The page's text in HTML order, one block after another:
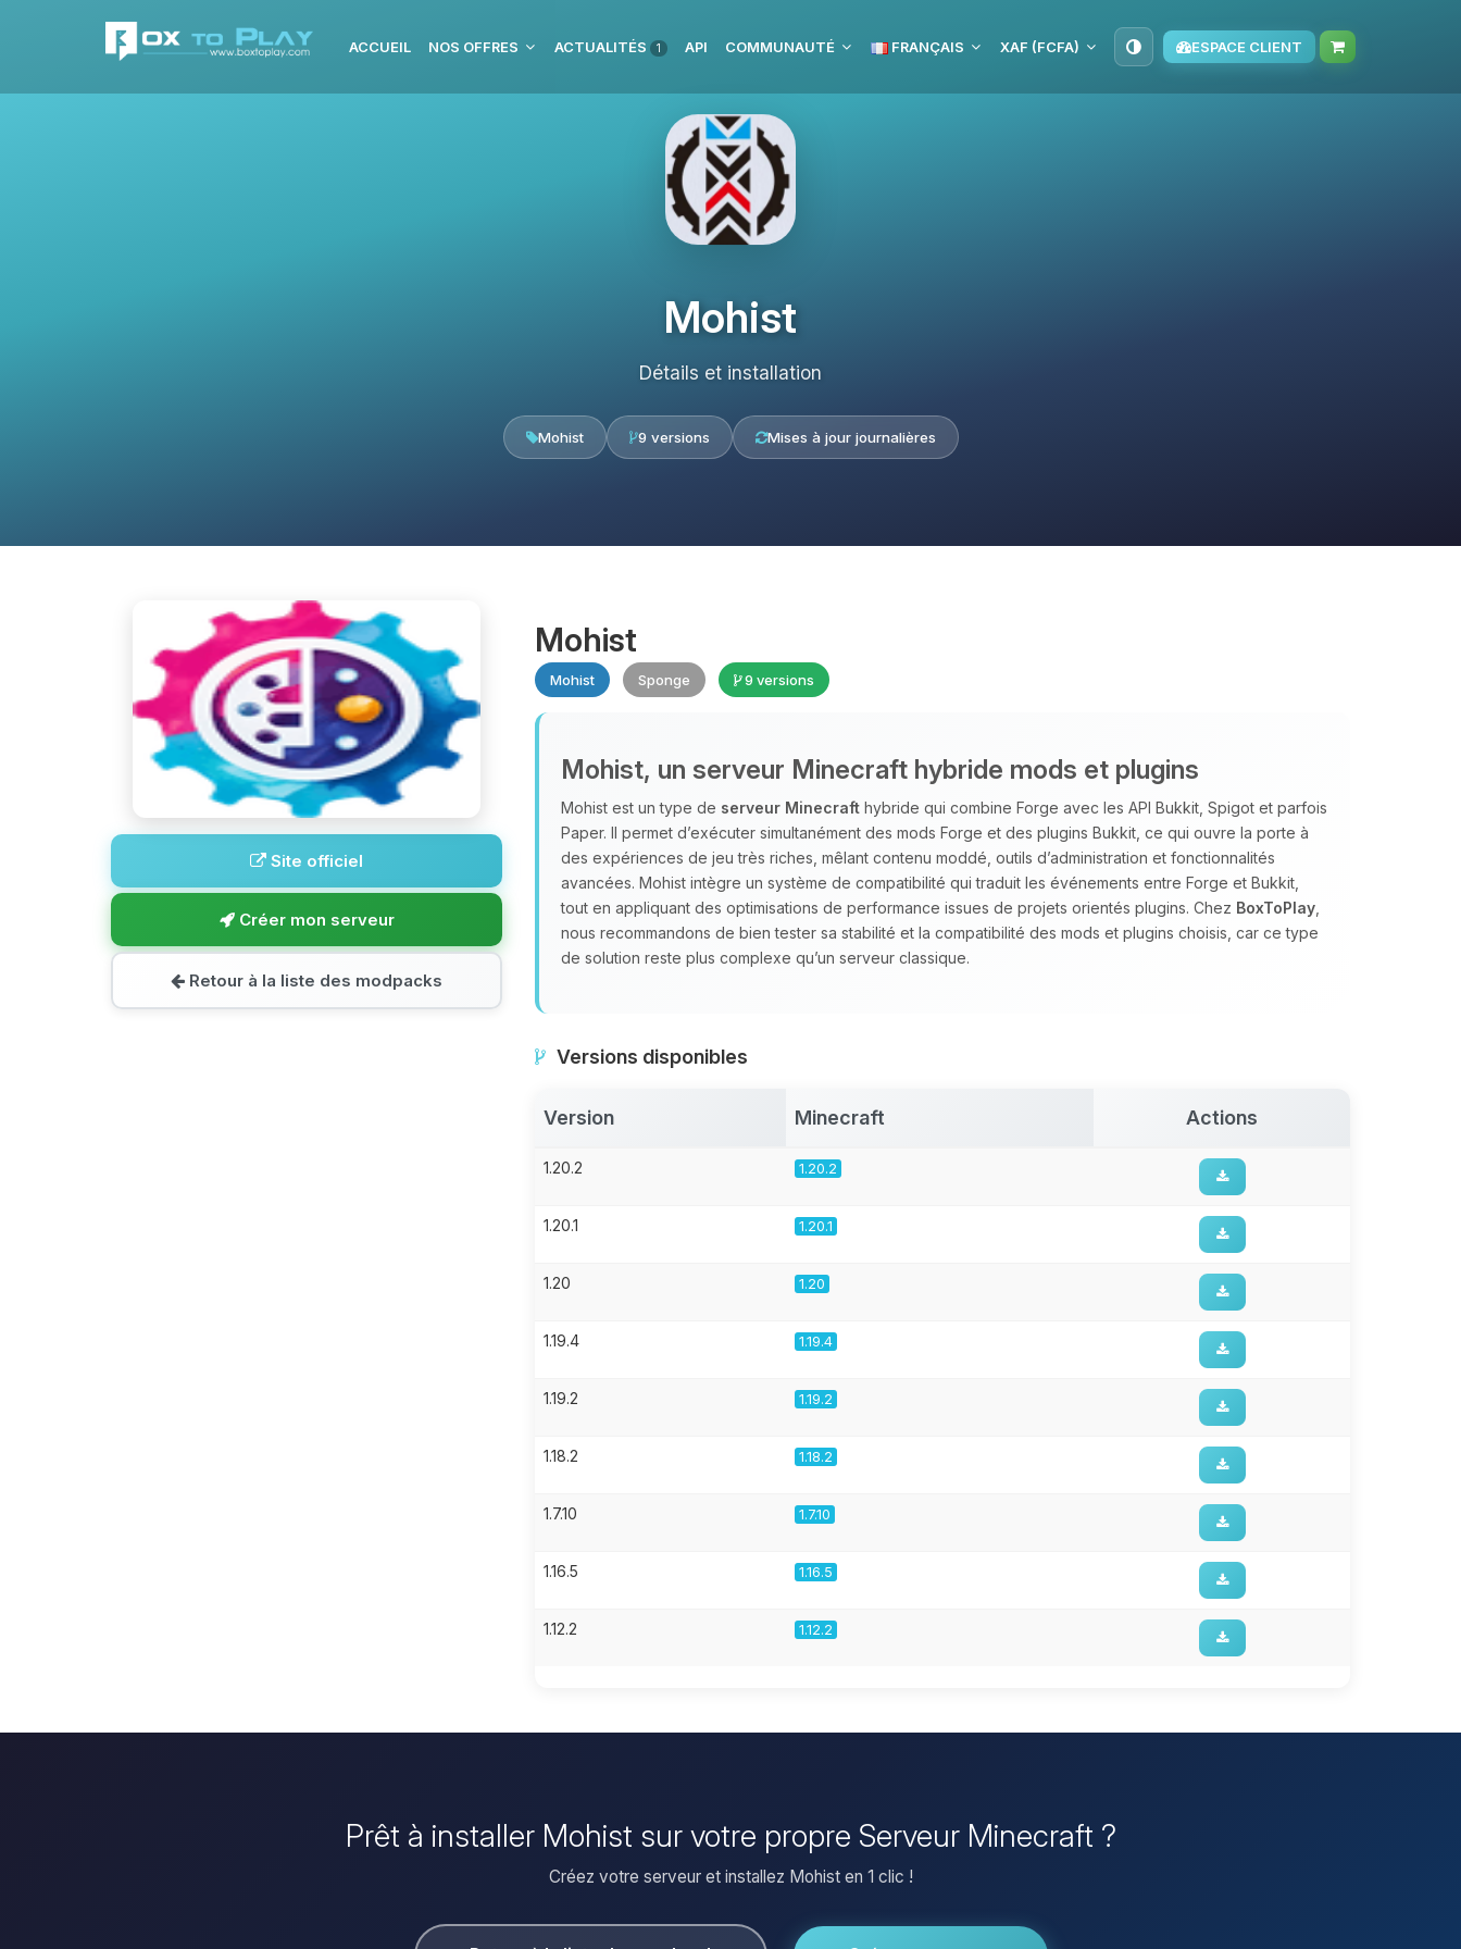
ACCUEIL NOS OFFRES ACTUALITÉS 1 API COMMUNAUTÉ FRANÇAIS XAF (FCFA) ESPACE CLIENT
Mohist
Détails et installation
Mohist 9 versions Mises à jour journalières
Site officiel
Créer mon serveur
Retour à la liste des modpacks
Mohist
Mohist Sponge 9 versions
Mohist, un serveur Minecraft hybride mods et plugins
Mohist est un type de serveur Minecraft hybride qui combine Forge avec les API Bukkit, Spigot et parfois
Paper. Il permet d’exécuter simultanément des mods Forge et des plugins Bukkit, ce qui ouvre la porte à
des expériences de jeu très riches, mêlant contenu moddé, outils d’administration et fonctionnalités
avancées. Mohist intègre un système de compatibilité qui traduit les événements entre Forge et Bukkit,
tout en appliquant des optimisations de performance issues de projets orientés plugins. Chez BoxToPlay
nous recommandons de bien tester sa stabilité et la compatibilité des mods et plugins choisis, car ce type
de solution reste plus complexe qu’un serveur classique.
Versions disponibles
Version Minecraft Actions
1.20.2 1.20.2
1.20.1 1.20.1
1.20 1.20
1.19.4 1.19.4
1.19.2 1.19.2
1.18.2 1.18.2
1.7.10 1.7.10
1.16.5 1.16.5
1.12.2 1.12.2
Prêt à installer Mohist sur votre propre Serveur Minecraft ?
Créez votre serveur et installez Mohist en 1 clic !